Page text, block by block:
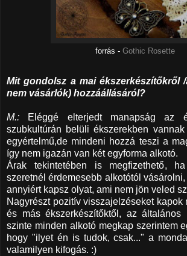
forrás - Gothic Rosette
Mit gondolsz a mai ékszerkészítőkről
nem vásárlók) hozzáállásáról?
M.: Eléggé elterjedt manapság az
szubkultúrán belüli ékszerekben
egyértelmű,de mindeni hozzá teszi a
így nem igazán van két egyforma alkotó.
Árak tekintetében is megfizethető,
szeretnél érdemesebb alkotótól
annyiért kapsz olyat, ami nem jön veled
Nagyrészt pozitív visszajelzéseket kapok
és más ékszerkészítőktől, az általános
szinte minden alkotó megkap szerintem
hogy "ilyet én is tudok, csak..." a
valamilyen kifogás. :)